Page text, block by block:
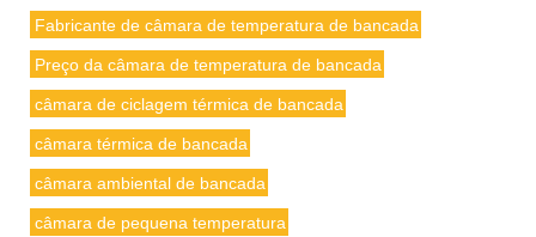
Fabricante de câmara de temperatura de bancada
Preço da câmara de temperatura de bancada
câmara de ciclagem térmica de bancada
câmara térmica de bancada
câmara ambiental de bancada
câmara de pequena temperatura